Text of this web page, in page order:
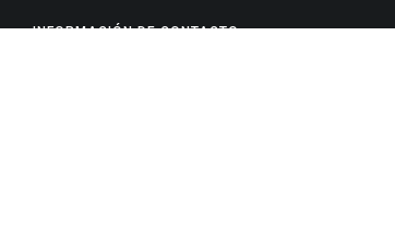
INFORMACIÓN DE CONTACTO